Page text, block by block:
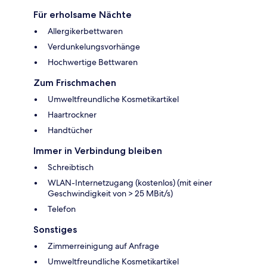
Für erholsame Nächte
Allergikerbettwaren
Verdunkelungsvorhänge
Hochwertige Bettwaren
Zum Frischmachen
Umweltfreundliche Kosmetikartikel
Haartrockner
Handtücher
Immer in Verbindung bleiben
Schreibtisch
WLAN-Internetzugang (kostenlos) (mit einer
Geschwindigkeit von > 25 MBit/s)
Telefon
Sonstiges
Zimmerreinigung auf Anfrage
Umweltfreundliche Kosmetikartikel